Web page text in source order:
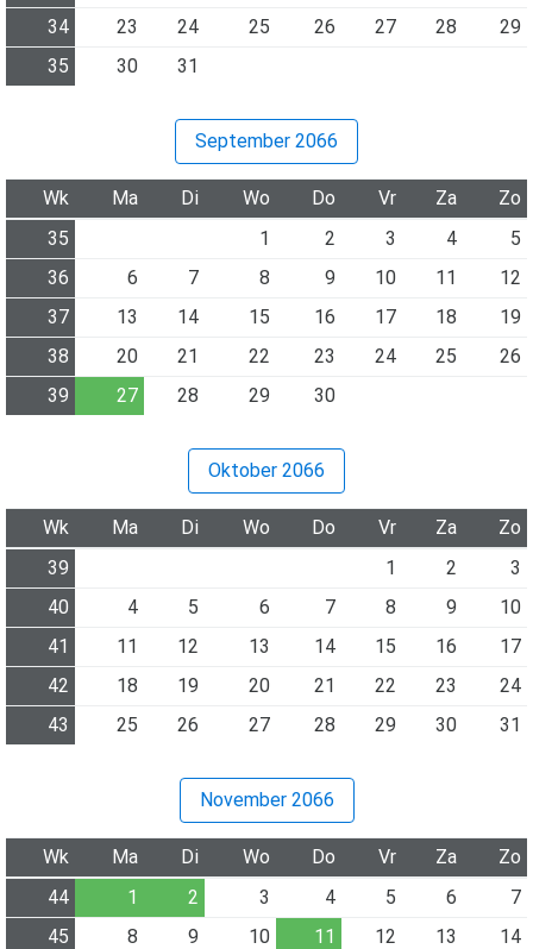
34
23 24 25 26 27 28
29
35
30 31
September 2066
Wk Ma Di Wo Do Vr Za
Zo
35
1 2 3 4
5
36
6 7 8 9 10 11
12
37
13 14 15 16 17 18
19
38
20 21 22 23 24 25
26
39
27 28 29 30
Oktober 2066
Wk Ma Di Wo Do Vr Za
Zo
39
1 2
3
40
4 5 6 7 8 9
10
41
11 12 13 14 15 16
17
42
18 19 20 21 22 23
24
43
25 26 27 28 29 30 31
November 2066
Wk Ma Di Wo Do Vr Za
Zo
44
1 2 3 4 5 6
7
45
8 9 10 11 12 13
14